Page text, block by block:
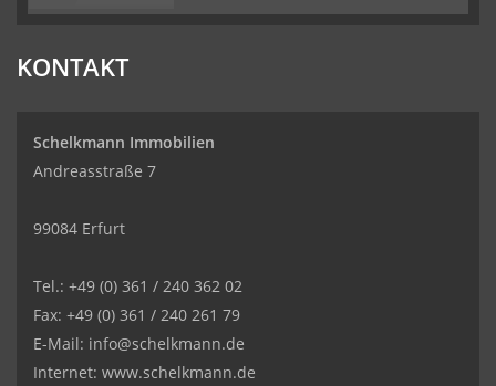
KONTAKT
Schelkmann Immobilien
Andreasstraße 7
99084 Erfurt
Tel.: +49 (0) 361 / 240 362 02
Fax: +49 (0) 361 / 240 261 79
E-Mail: info@schelkmann.de
Internet: www.schelkmann.de